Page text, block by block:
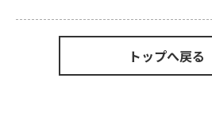
トップへ戻る